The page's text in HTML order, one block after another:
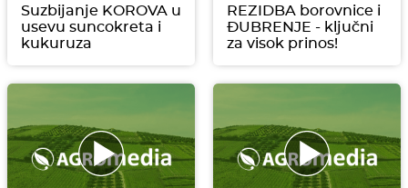
Suzbijanje KOROVA u
usevu suncokreta i
kukuruza
REZIDBA borovnice i
ĐUBRENJE - ključni
za visok prinos!